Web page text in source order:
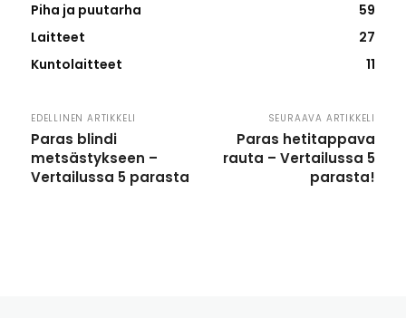
Piha ja puutarha
59
Laitteet
27
Kuntolaitteet
11
EDELLINEN ARTIKKELI
Paras blindi
metsästykseen –
Vertailussa 5 parasta
SEURAAVA ARTIKKELI
Paras hetitappava
rauta – Vertailussa 5
parasta!